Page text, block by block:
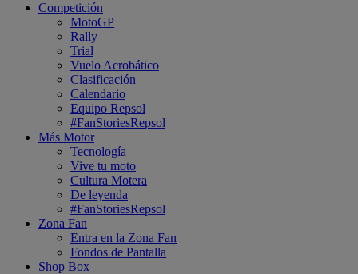
Competición
MotoGP
Rally
Trial
Vuelo Acrobático
Clasificación
Calendario
Equipo Repsol
#FanStoriesRepsol
Más Motor
Tecnología
Vive tu moto
Cultura Motera
De leyenda
#FanStoriesRepsol
Zona Fan
Entra en la Zona Fan
Fondos de Pantalla
Shop Box